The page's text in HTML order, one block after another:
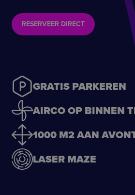
RESERVEER DIRECT
GRATIS PARKEREN
AIRCO OP BINNEN
1000 M2 AAN
LASER MAZE